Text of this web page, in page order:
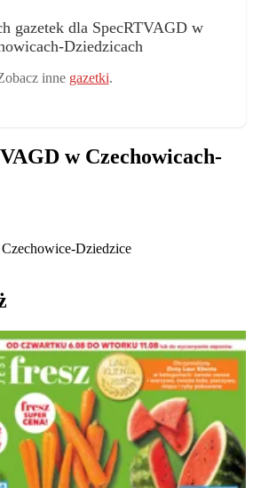
gazetek dla SpecRTVAGD w
Dziedzicach
inne gazetki.
w Czechowicach-
Dziedzice